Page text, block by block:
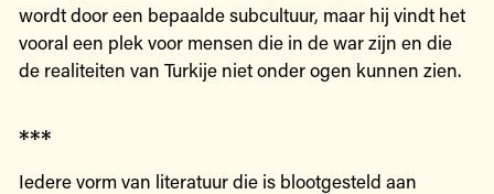
wordt door een bepaalde subcultuur, maar hij vindt het
vooral een plek voor mensen die in de war zijn en die
de realiteiten van Turkije niet onder ogen kunnen zien.
***
Iedere vorm van literatuur die is blootgesteld aan